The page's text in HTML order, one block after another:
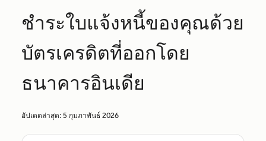
ชำระใบแจ้งหนี้ของคุณด้วย
บัตรเครดิตที่ออกโดย
ธนาคารอินเดีย
อัปเดตล่าสุด: 5 กุมภาพันธ์ 2026